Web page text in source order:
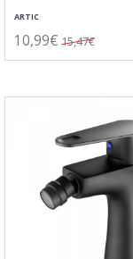
ARTIC
10,99€ 15,47€